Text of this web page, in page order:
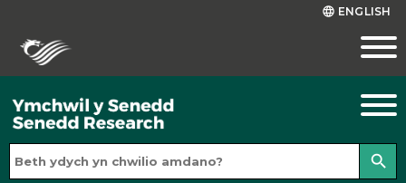
language ENGLISH
search